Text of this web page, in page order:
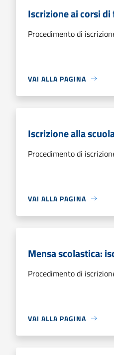
Iscrizione ai corsi
Procedimento di
VAI ALLA PAGINA
Iscrizione alla
Procedimento di
VAI ALLA PAGINA
Mensa scolastica:
Procedimento di
VAI ALLA PAGINA